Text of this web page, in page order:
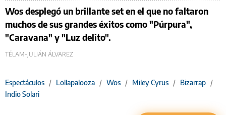
Wos desplegó un brillante set en el que no faltaron
muchos de sus grandes éxitos como "Púrpura",
"Caravana" y "Luz delito".
TÉLAM-JULIÁN ÁLVAREZ
Espectáculos / Lollapalooza / Wos / Miley Cyrus / Bizarrap /
Indio Solari